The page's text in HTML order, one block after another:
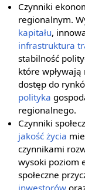
Czynniki
regionalnym.
kapitału,
infrastruktura
stabilność
które
dostęp do
polityka
regionalnego.
Czynniki
jakość życia
czynnikami
wysoki poziom
społeczne